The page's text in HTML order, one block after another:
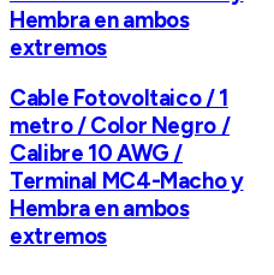
Hembra en ambos
extremos
Cable Fotovoltaico / 1
metro / Color Negro /
Calibre 10 AWG /
Terminal MC4-Macho y
Hembra en ambos
extremos